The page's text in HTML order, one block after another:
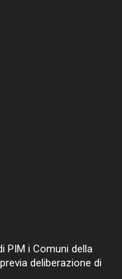
PIM i Comuni della
deliberazione di